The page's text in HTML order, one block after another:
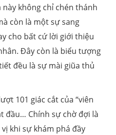
này không chỉ chén thánh
còn là một sự sang
cho bất cứ lời giới thiệu
Đây còn là biểu tượng
đều là sự mài giũa thủ
101 giác cắt của “viên
đầu… Chính sự chờ đợi là
khi sự khám phá đầy